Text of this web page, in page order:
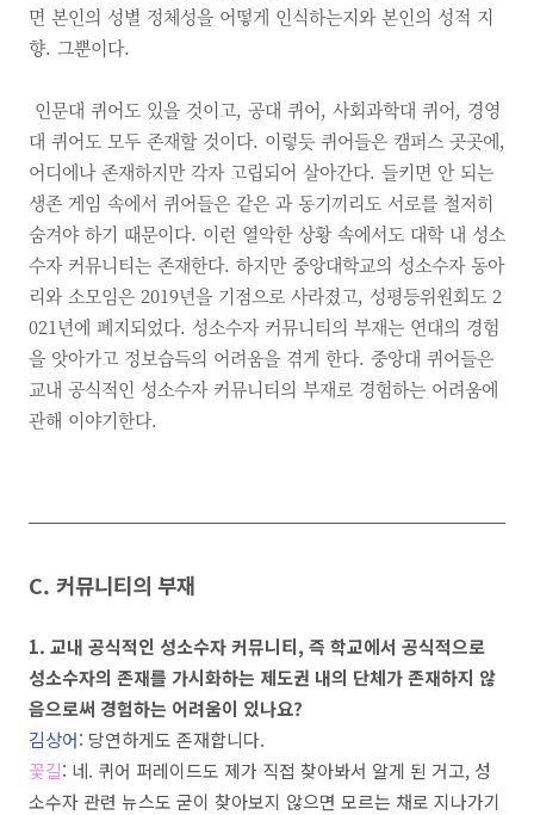
면 본인의 성별 정체성을 어떻게 인식하는지와 본인의 성적 지
향. 그뿐이다.
인문대 퀴어도 있을 것이고, 공대 퀴어, 사회과학대 퀴어, 경영
대 퀴어도 모두 존재할 것이다. 이렇듯 퀴어들은 캠퍼스 곳곳에,
어디에나 존재하지만 각자 고립되어 살아간다. 들키면 안 되는
생존 게임 속에서 퀴어들은 같은 과 동기끼리도 서로를 철저히
숨겨야 하기 때문이다. 이런 열악한 상황 속에서도 대학 내 성소
수자 커뮤니티는 존재한다. 하지만 중앙대학교의 성소수자 동아
리와 소모임은 2019년을 기점으로 사라졌고, 성평등위원회도 2
021년에 폐지되었다. 성소수자 커뮤니티의 부재는 연대의 경험
을 앗아가고 정보습득의 어려움을 겪게 한다. 중앙대 퀴어들은
교내 공식적인 성소수자 커뮤니티의 부재로 경험하는 어려움에
관해 이야기한다.
C. 커뮤니티의 부재
1. 교내 공식적인 성소수자 커뮤니티, 즉 학교에서 공식적으로
성소수자의 존재를 가시화하는 제도권 내의 단체가 존재하지 않
음으로써 경험하는 어려움이 있나요?
김상어: 당연하게도 존재합니다.
꽃길: 네. 퀴어 퍼레이드도 제가 직접 찾아봐서 알게 된 거고, 성
소수자 관련 뉴스도 굳이 찾아보지 않으면 모르는 채로 지나가기